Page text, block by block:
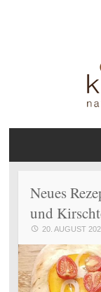
Online-
Neues
und
20. AUGUST